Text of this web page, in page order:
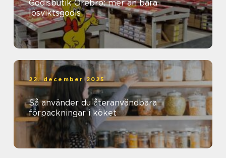
Godisbutik Örebro: mer än bara
lösviktsgodis
22. december 2025
Så använder du återanvändbara
förpackningar i köket